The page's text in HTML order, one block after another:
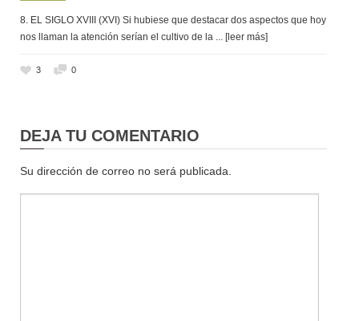
8. EL SIGLO XVIII (XVI) Si hubiese que destacar dos aspectos que hoy
nos llaman la atención serían el cultivo de la ... [leer más]
3 0
DEJA TU COMENTARIO
Su dirección de correo no será publicada.